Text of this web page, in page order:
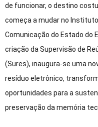
de funcionar, o destino
começa a mudar no
Comunicação do Estado do
criação da Supervisão de
(Sures), inaugura-se uma
resíduo eletrônico,
oportunidades para a
preservação da memória